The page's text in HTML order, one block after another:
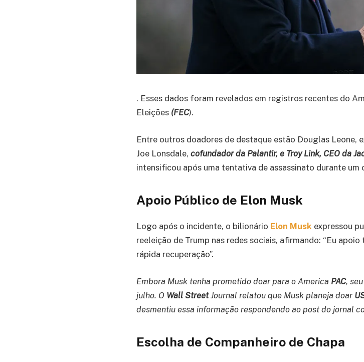
. Esses dados foram revelados em registros recentes do
Eleições (FEC).
Entre outros doadores de destaque estão Douglas Leone,
Joe Lonsdale, cofundador da Palantir, e Troy Link, CEO da
intensificou após uma tentativa de assassinato durante um
Apoio Público de Elon Musk
Logo após o incidente, o bilionário Elon Musk expressou
reeleição de Trump nas redes sociais, afirmando: “Eu
rápida recuperação”.
Embora Musk tenha prometido doar para o America PAC,
julho. O Wall StreetJournal relatou que Musk planeja doar
desmentiu essa informação respondendo ao post do jornal
Escolha de Companheiro de Chapa